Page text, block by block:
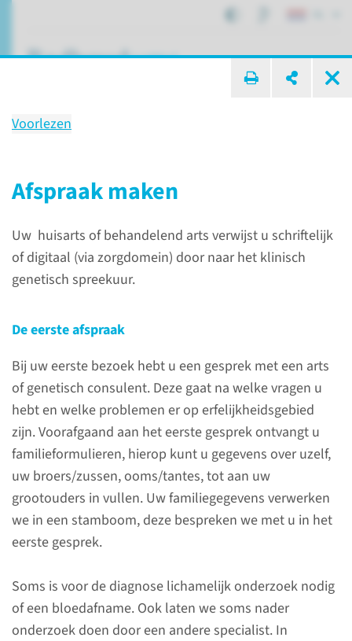
Voorlezen
Afspraak maken
Uw huisarts of behandelend arts verwijst u schriftelijk
of digitaal (via zorgdomein) door naar het klinisch
genetisch spreekuur.
De eerste afspraak
Bij uw eerste bezoek hebt u een gesprek met een arts
of genetisch consulent. Deze gaat na welke vragen u
hebt en welke problemen er op erfelijkheidsgebied
zijn. Voorafgaand aan het eerste gesprek ontvangt u
familieformulieren, hierop kunt u gegevens over uzelf,
uw broers/zussen, ooms/tantes, tot aan uw
grootouders in vullen. Uw familiegegevens verwerken
we in een stamboom, deze bespreken we met u in het
eerste gesprek.
Soms is voor de diagnose lichamelijk onderzoek nodig
of een bloedafname. Ook laten we soms nader
onderzoek doen door een andere specialist. In
Patiëntenzorg Onderzoeken Erfelijkheidsonderzoek
erfelijkheidsonder­
Bij erfelijkheidsonderzoek
onderzoeken we of uw
klachten, de klachten van uw
kind of de klachten van andere
familieleden een erfelijke
oorzaak hebben. Indien van
toepassing zoeken we in uw
erfelijk materiaal (DNA of
afwijking/verandering die deze
klachten verklaart.